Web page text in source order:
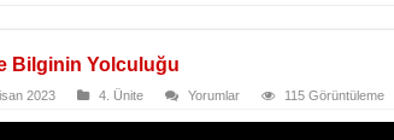
Bilginin Yolculuğu
2023 4. Ünite Yorumlar 115 Görüntüleme